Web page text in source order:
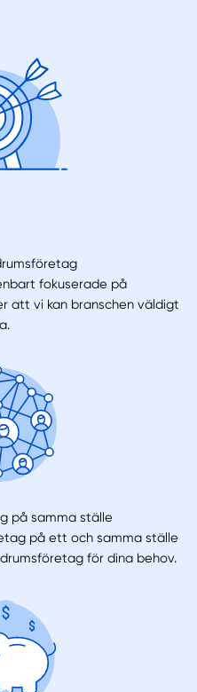
fokuserade på
att vi kan branschen väldigt
på samma ställe
på ett och samma ställe
för dina behov.